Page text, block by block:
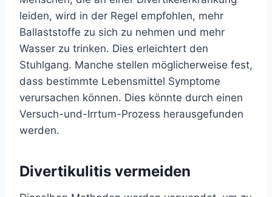
leiden, wird in der Regel empfohlen, mehr
Ballaststoffe zu sich zu nehmen und mehr
Wasser zu trinken. Dies erleichtert den
Stuhlgang. Manche stellen möglicherweise fest,
dass bestimmte Lebensmittel Symptome
verursachen können. Dies könnte durch einen
Versuch-und-Irrtum-Prozess herausgefunden
werden.
Divertikulitis vermeiden